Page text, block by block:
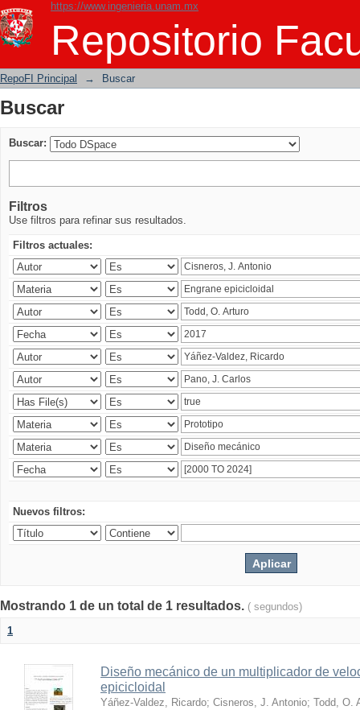
https://www.ingenieria.unam.mx
Repositorio
Buscar
RepoFI Principal → Buscar
Buscar
Buscar:
Filtros
Use filtros para refinar sus resultados.
Filtros actuales:
Nuevos filtros:
Mostrando 1 de un total de 1 resultados. ( segundos)
1
Diseño mecánico de un multiplicador de
epicicloidal
Yáñez-Valdez, Ricardo; Cisneros, J. Antonio; Todd, O.